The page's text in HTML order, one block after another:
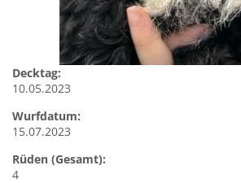
Decktag:
10.05.2023
Wurfdatum:
15.07.2023
Rüden (Gesamt):
4